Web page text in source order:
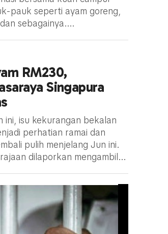
pauk seperti ayam goreng,
sebagainya....
RM230,
Singapura
ini, isu kekurangan bekalan
perhatian ramai dan
pulih menjelang Jun ini.
dilaporkan mengambil...